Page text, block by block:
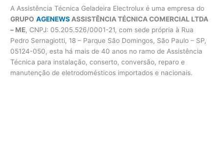
A Assistência Técnica Geladeira Electrolux é uma empresa do
GRUPO AGENEWSASSISTÊNCIA TÉCNICA COMERCIAL LTDA
– ME, CNPJ: 05.205.526/0001-21, com sede própria à Rua
Pedro Sernagiotti, 18 – Parque São Domingos, São Paulo – SP,
05124-050, esta há mais de 40 anos no ramo de Assistência
Técnica para instalação, conserto, conversão, reparo e
manutenção de eletrodomésticos importados e nacionais.